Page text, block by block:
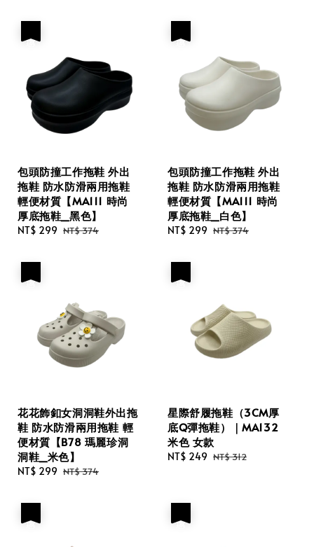
包頭防撞工作拖鞋 外出
拖鞋 防水防滑兩用拖鞋
輕便材質【MA111 時尚
厚底拖鞋_黑色】
Sale
NT$ 299 Regular
NT$ 374
包頭防撞工作拖鞋 外出
拖鞋 防水防滑兩用拖鞋
輕便材質【MA111 時尚
厚底拖鞋_白色】
Sale
NT$ 299 Regular
NT$ 374
花花飾釦女洞洞鞋外出拖
鞋 防水防滑兩用拖鞋 輕
便材質【B78 瑪麗珍洞
洞鞋_米色】
Sale
NT$ 299 Regular
NT$ 374
星際舒履拖鞋（3CM厚
底Q彈拖鞋）｜MA132
米色 女款
Sale
NT$ 249 Regular
NT$ 312